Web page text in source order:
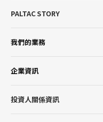
PALTAC STORY
我們的業務
企業資訊
投資人關係資訊